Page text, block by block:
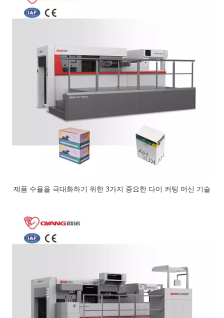
제품 수율을 극대화하기 위한 3가지 중요한 다이 커팅 머신 기술